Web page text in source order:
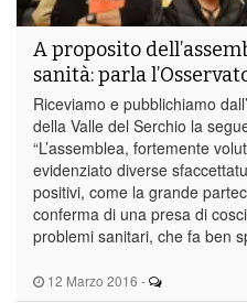
12 Marzo 2016 -
A proposito
sanità: parla
Riceviamo e pubblichiamo
della Valle del Serchio la
“L’assemblea, fortemente
evidenziato diverse
positivi, come la grande
conferma di una presa di
problemi sanitari, che fa ben